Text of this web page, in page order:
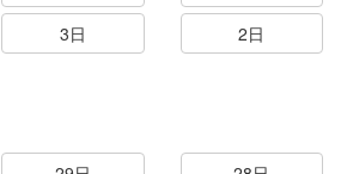
3日
2日